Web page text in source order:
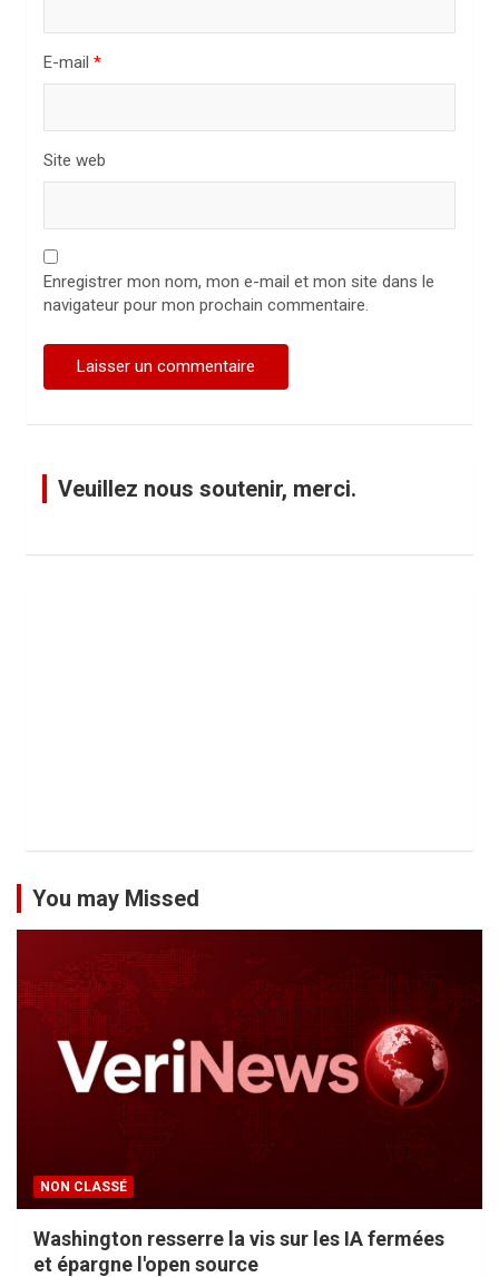
E-mail *
Site web
Enregistrer mon nom, mon e-mail et mon site dans le
navigateur pour mon prochain commentaire.
Veuillez nous soutenir, merci.
You may Missed
NON CLASSÉ
Washington resserre la vis sur les IA fermées
et épargne l'open source